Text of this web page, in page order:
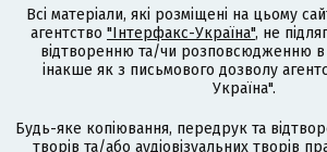
Всі матеріали, які розміщені на цьому
агентство "Інтерфакс-Україна", не
відтворенню та/чи розповсюдженню в
інакше як з письмового дозволу
Україна".
Будь-яке копіювання, передрук та
творів та/або аудіовізуальних творів